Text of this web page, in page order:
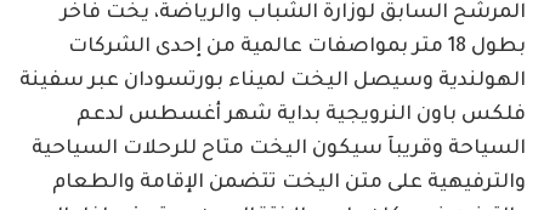
المرشح السابق لوزارة الشباب والرياضة، يخت فاخر
بطول 18 متر بمواصفات عالمية من إحدى الشركات
الهولندية وسيصل اليخت لميناء بورتسودان عبر سفينة
فلكس باون النرويجية بداية شهر أغسطس لدعم
السياحة وقريبآ سيكون اليخت متاح للرحلات السياحية
والترفيهية على متن اليخت تتضمن الإقامة والطعام